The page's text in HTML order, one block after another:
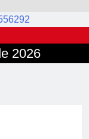
2026